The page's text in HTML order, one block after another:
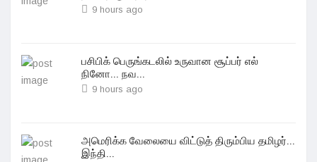
9 hours ago
பசிபிக் பெருங்கடலில் உருவான சூப்பர் எல்
நினோ... நவ...
9 hours ago
அமெரிக்க வேலையை விட்டுத் திரும்பிய தமிழர்...
இந்தி...